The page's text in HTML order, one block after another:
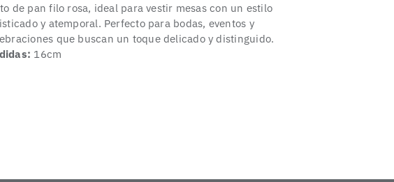
de pan filo rosa, ideal para vestir mesas con un estilo
y atemporal. Perfecto para bodas, eventos y
que buscan un toque delicado y distinguido.
16cm